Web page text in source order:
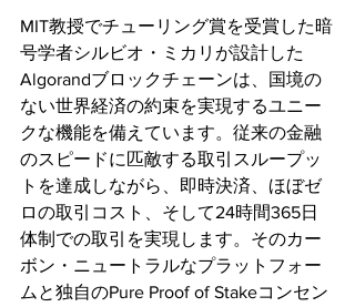
MIT教授でチューリング賞を受賞した暗
号学者シルビオ・ミカリが設計した
Algorandブロックチェーンは、国境の
ない世界経済の約束を実現するユニー
クな機能を備えています。従来の金融
のスピードに匹敵する取引スループッ
トを達成しながら、即時決済、ほぼゼ
ロの取引コスト、そして24時間365日
体制での取引を実現します。そのカー
ボン・ニュートラルなプラットフォー
ムと独自のPure Proof of Stakeコンセン